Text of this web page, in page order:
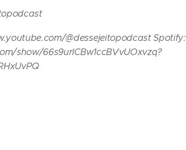
@dessejeitopodcast Spotify:
show/66s9urlCBw1ccBVvUOxvzq?